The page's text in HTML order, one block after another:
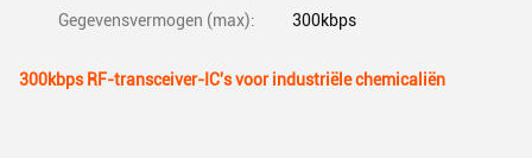
Gegevensvermogen (max): 300kbps
300kbps RF-transceiver-IC's voor industriële chemicaliën